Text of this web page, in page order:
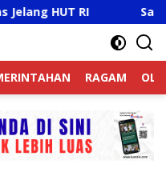
RI Sambut HUT
RAGAM